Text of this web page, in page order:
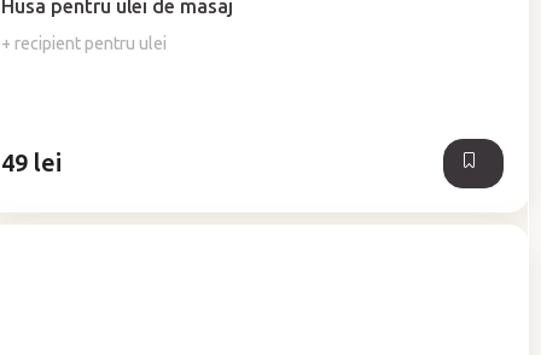
Husa pentru ulei de masaj
+ recipient pentru ulei
a
produsului
stele.
49 lei